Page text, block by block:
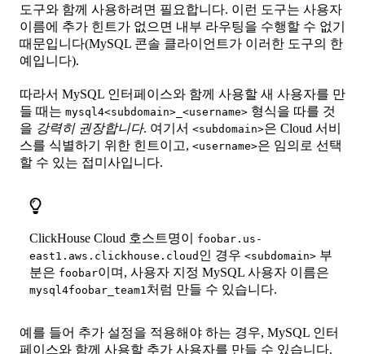
도구와 함께 사용하려면 필요합니다. 이런 도구는 사용자
이름에 추가 힌트가 없으면 내부 라우팅을 수행할 수 없기
때문입니다(MySQL 콘솔 클라이언트가 이러한 도구의 한
예입니다).
따라서 MySQL 인터페이스와 함께 사용할 새 사용자를 만
들 때는 mysql4<subdomain>_<username> 형식을 따를 것
을 강력히 권장합니다. 여기서 <subdomain>은 Cloud 서비
스를 식별하기 위한 힌트이고, <username>은 임의로 선택
할 수 있는 접미사입니다.
ClickHouse Cloud 호스트명이
foobar.us-
east1.aws.clickhouse.cloud 인 경우 <subdomain> 부
분은 foobar이며, 사용자 지정 MySQL 사용자 이름은
mysql4foobar_team1 처럼 만들 수 있습니다.
예를 들어 추가 설정을 적용해야 하는 경우, MySQL 인터
페이스와 함께 사용할 추가 사용자를 만들 수 있습니다.